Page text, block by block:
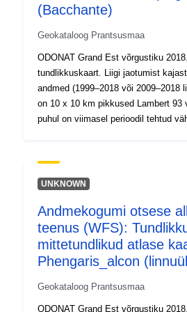
(Bacchante)
Geokataloog Prantsusmaa
ODONAT Grand Est võrgustiku
tundlikkuskaart. Liigi jaotumist kajastavad hiljutised
andmed (1999–2018 või 2009–2018
on 10 x 10 km pikkused Lambert 93
puhul on viimasel perioodil tehtud
kuid ka ebakorrapärased isendid.
teadmiste seisu selle teostumise
kindlaksmääratud alasid on võimalik.
saamiseks vaadake kaardi
kaarte.ODONAT Grand Est
aasta tundlikkuskaart. Liigi jaotumist kajastavad
hiljutised andmed (1999–2018 või
kaupa). Need on 10 x 10 km pikkused Lambert 93
võrgusilmad, mille puhul on viimasel
UNKNOWN
Andmekogumi otsese
teenus (WFS):
mittetundlikud atlase
Phengaris_alcon
Geokataloog Prantsusmaa
ODONAT Grand Est võrgustiku